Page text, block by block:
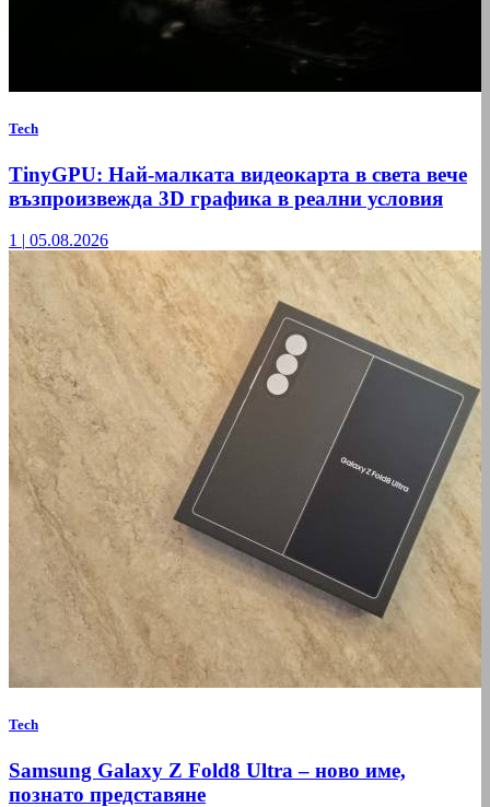
Tech
TinyGPU: Най-малката видеокарта в света вече
възпроизвежда 3D графика в реални условия
1 | 05.08.2026
Tech
Samsung Galaxy Z Fold8 Ultra – ново име,
познато представяне